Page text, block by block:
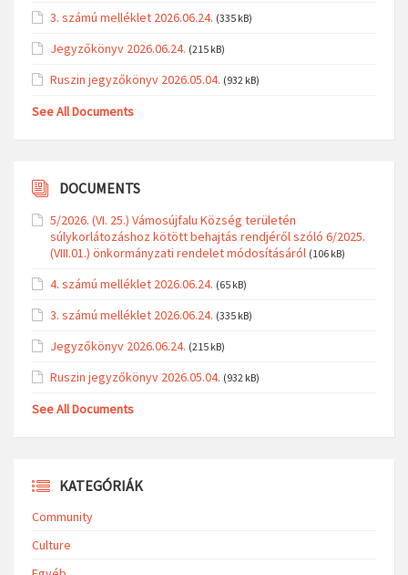
3. számú melléklet 2026.06.24. (335 kB)
Jegyzőkönyv 2026.06.24. (215 kB)
Ruszin jegyzőkönyv 2026.05.04. (932 kB)
See All Documents
DOCUMENTS
5/2026. (VI. 25.) Vámosújfalu Község területén
súlykorlátozáshoz kötött behajtás rendjéről szóló 6/2025.
(VIII.01.) önkormányzati rendelet módosításáról (106 kB)
4. számú melléklet 2026.06.24. (65 kB)
3. számú melléklet 2026.06.24. (335 kB)
Jegyzőkönyv 2026.06.24. (215 kB)
Ruszin jegyzőkönyv 2026.05.04. (932 kB)
See All Documents
KATEGÓRIÁK
Community
Culture